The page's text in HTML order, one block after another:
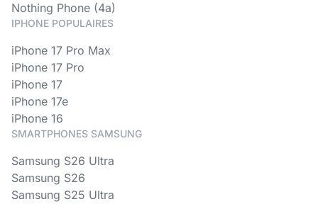
Nothing Phone (4a)
IPHONE POPULAIRES
iPhone 17 Pro Max
iPhone 17 Pro
iPhone 17
iPhone 17e
iPhone 16
SMARTPHONES SAMSUNG
Samsung S26 Ultra
Samsung S26
Samsung S25 Ultra